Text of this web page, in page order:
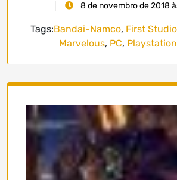
8 de novembro de 2018
Tags:Bandai-Namco, First Studio
Marvelous, PC,